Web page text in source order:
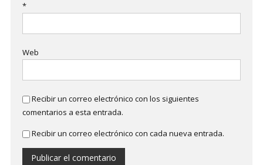
*
Web
Recibir un correo electrónico con los siguientes
comentarios a esta entrada.
Recibir un correo electrónico con cada nueva entrada.